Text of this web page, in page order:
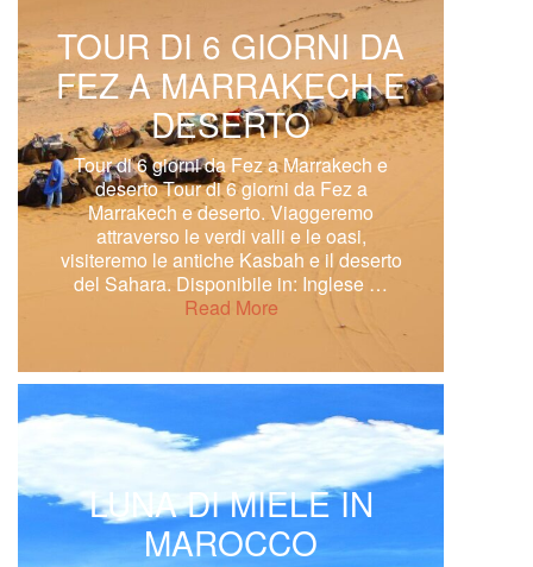
TOUR DI 6 GIORNI DA
FEZ A MARRAKECH E
DESERTO
Tour di 6 giorni da Fez a Marrakech e
deserto Tour di 6 giorni da Fez a
Marrakech e deserto. Viaggeremo
attraverso le verdi valli e le oasi,
visiteremo le antiche Kasbah e il deserto
del Sahara. Disponibile in: Inglese …
Read More
LUNA DI MIELE IN
MAROCCO